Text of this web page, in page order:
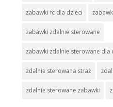
zabawki rc dla dzieci
zabawki zdalnie sterowane
zabawki zdalnie sterowane dla
zdalnie sterowana straż
zdalnie sterowane zabawki